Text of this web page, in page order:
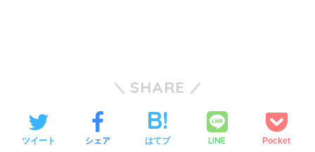
SHARE
ツイート シェア はてブ LINE Pocket